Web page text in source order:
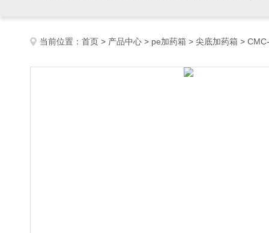
当前位置： 首页 > 产品中心 > pe加药箱 > 尖底加药箱 >